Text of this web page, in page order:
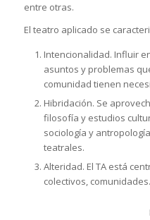
entre otras.
El teatro aplicado se
Intencionalidad. Influir
asuntos y problemas
comunidad tienen
Hibridación. Se
filosofía y estudios
sociología y
teatrales.
Alteridad. El TA está
colectivos, comunidades.